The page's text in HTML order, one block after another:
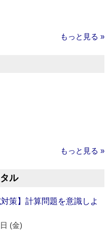
もっと見る »
もっと見る »
ル
対策】計算問題を意識しよ
(金)